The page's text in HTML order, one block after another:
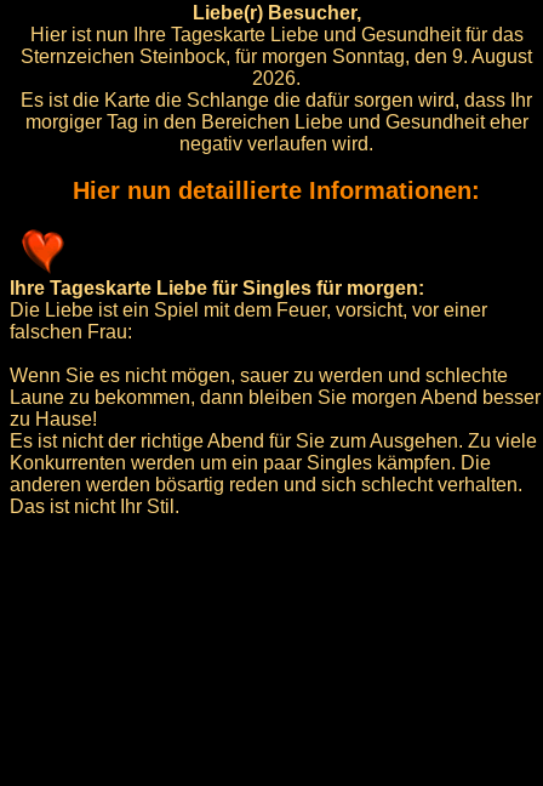
Liebe(r) Besucher,
Hier ist nun Ihre Tageskarte Liebe und Gesundheit für das
Sternzeichen Steinbock, für morgen Sonntag, den 9. August
2026.
Es ist die Karte die Schlange die dafür sorgen wird, dass Ihr
morgiger Tag in den Bereichen Liebe und Gesundheit eher
negativ verlaufen wird.
Hier nun detaillierte Informationen:
Ihre Tageskarte Liebe für Singles für morgen:
Die Liebe ist ein Spiel mit dem Feuer, vorsicht, vor einer
falschen Frau:
Wenn Sie es nicht mögen, sauer zu werden und schlechte
Laune zu bekommen, dann bleiben Sie morgen Abend besser
zu Hause!
Es ist nicht der richtige Abend für Sie zum Ausgehen. Zu viele
Konkurrenten werden um ein paar Singles kämpfen. Die
anderen werden bösartig reden und sich schlecht verhalten.
Das ist nicht Ihr Stil.